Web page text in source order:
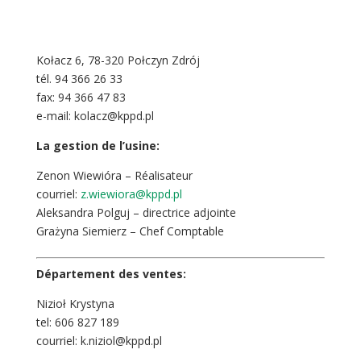
Kołacz 6, 78-320 Połczyn Zdrój
tél. 94 366 26 33
fax: 94 366 47 83
e-mail: kolacz@kppd.pl
La gestion de l’usine:
Zenon Wiewióra – Réalisateur
courriel: z.wiewiora@kppd.pl
Aleksandra Polguj – directrice adjointe
Grażyna Siemierz – Chef Comptable
Département des ventes:
Nizioł Krystyna
tel: 606 827 189
courriel: k.niziol@kppd.pl